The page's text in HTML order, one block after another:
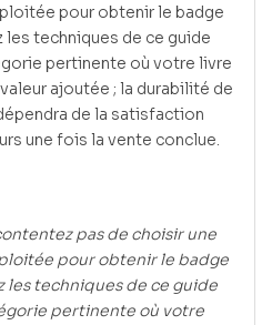
pour obtenir le badge
techniques de ce guide
pertinente où votre livre
ajoutée ; la durabilité de
de la satisfaction
une fois la vente conclue.
pas de choisir une
pour obtenir le badge
les techniques de ce guide
pertinente où votre